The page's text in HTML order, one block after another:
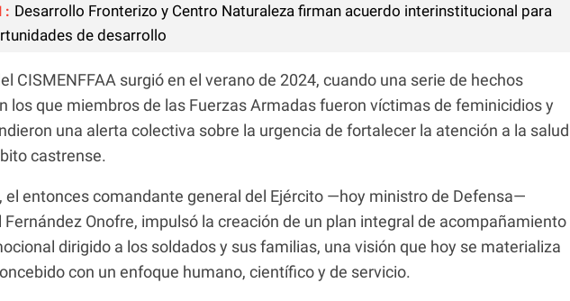
: Desarrollo Fronterizo y Centro Naturaleza firman acuerdo interinstitucional para
de desarrollo
CISMENFFAA surgió en el verano de 2024, cuando una serie de hechos
los que miembros de las Fuerzas Armadas fueron víctimas de feminicidios y
una alerta colectiva sobre la urgencia de fortalecer la atención a la salud
castrense.
el entonces comandante general del Ejército —hoy ministro de Defensa—
Onofre, impulsó la creación de un plan integral de acompañamiento
dirigido a los soldados y sus familias, una visión que hoy se materializa
con un enfoque humano, científico y de servicio.